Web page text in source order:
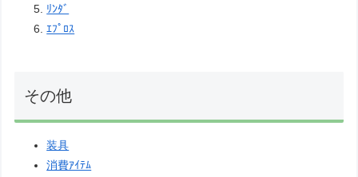
ﾘﾝﾀﾞ
ｴﾌﾟﾛｽ
その他
装具
消費ｱｲﾃﾑ